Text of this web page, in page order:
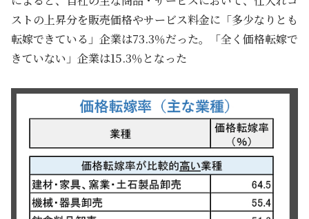
ストの上昇分を販売価格やサービス料金に「多少なりとも
転嫁できている」企業は73.3％だった。「全く価格転嫁で
きていない」企業は15.3％となった